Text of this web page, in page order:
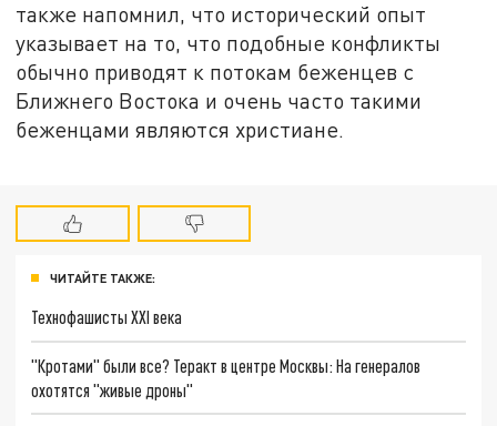
также напомнил, что исторический опыт
указывает на то, что подобные конфликты
обычно приводят к потокам беженцев с
Ближнего Востока и очень часто такими
беженцами являются христиане.
ЧИТАЙТЕ ТАКЖЕ:
Технофашисты XXI века
"Кротами" были все? Теракт в центре Москвы: На генералов
охотятся "живые дроны"